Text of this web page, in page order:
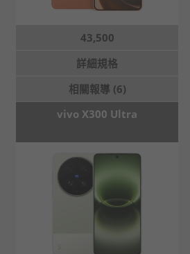
43,500
詳細規格
相關報導 (6)
vivo X300 Ultra